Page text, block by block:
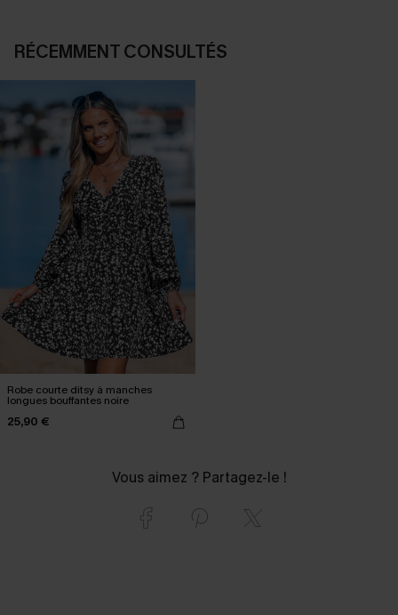
RÉCEMMENT CONSULTÉS
Robe courte ditsy à manches
longues bouffantes noire
25,90 €
Vous aimez ? Partagez-le !